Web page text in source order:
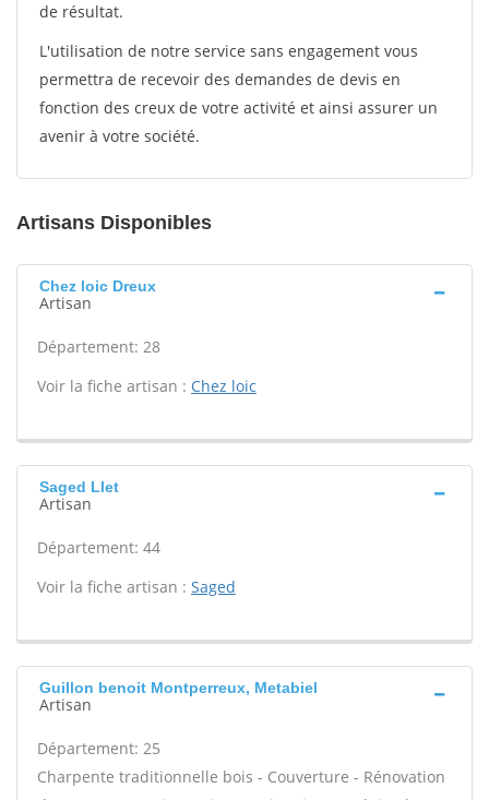
de résultat.
L'utilisation de notre service sans engagement vous
permettra de recevoir des demandes de devis en
fonction des creux de votre activité et ainsi assurer un
avenir à votre société.
Artisans Disponibles
Chez loic Dreux
Artisan
Département: 28
Voir la fiche artisan : Chez loic
Saged Llet
Artisan
Département: 44
Voir la fiche artisan : Saged
Guillon benoit Montperreux, Metabiel
Artisan
Département: 25
Charpente traditionnelle bois - Couverture - Rénovation